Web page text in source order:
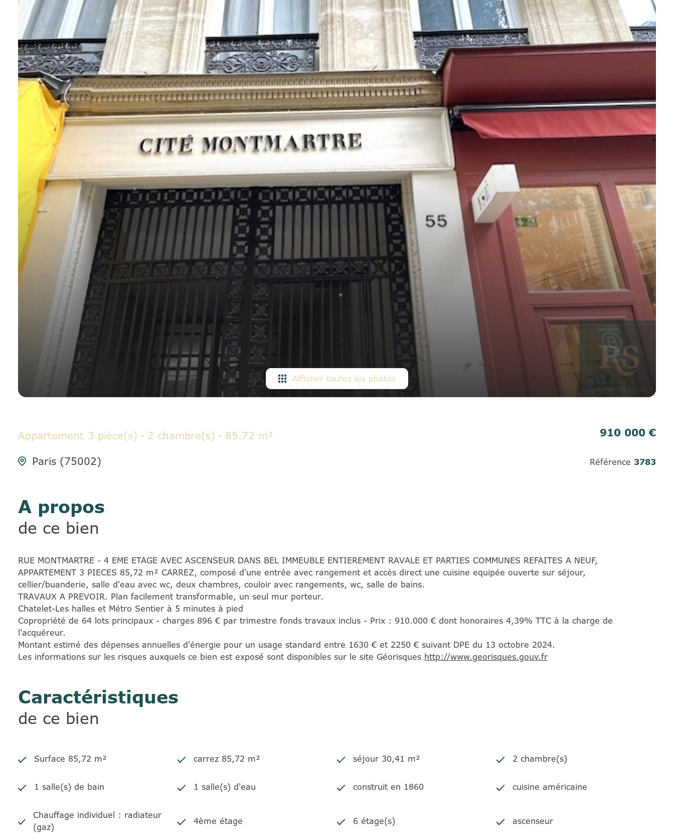
E-MAIL
CONTACT
Afficher toutes les photos
Appartement 3 pièce(s) 2 chambre(s)
85.72 m²
Paris (75002)
910 000 €
Référence 3783
A propos
de ce bien
RUE MONTMARTRE - 4 EME ETAGE AVEC ASCENSEUR DANS BEL IMMEUBLE ENTIEREMENT RAVALE ET PARTIES COMMUNES REFAITES A NEUF,
APPARTEMENT 3 PIECES 85,72 m² CARREZ, composé d'une entrée avec rangement et accès direct une cuisine equipée ouverte sur séjour,
cellier/buanderie, salle d'eau avec wc, deux chambres, couloir avec rangements, wc, salle de bains.
TRAVAUX A PREVOIR. Plan facilement transformable, un seul mur porteur.
Chatelet-Les halles et Métro Sentier à 5 minutes à pied
Copropriété de 64 lots principaux - charges 896 € par trimestre fonds travaux inclus - Prix : 910.000 € dont honoraires 4,39% TTC à la charge de
l'acquéreur.
Montant estimé des dépenses annuelles d'énergie pour un usage standard entre 1630 € et 2250 € suivant DPE du 13 octobre 2024.
Les informations sur les risques auxquels ce bien est exposé sont disponibles sur le site Géorisques http://www.georisques.gouv.fr
Caractéristiques
de ce bien
Surface 85,72 m² carrez 85,72 m² séjour 30,41 m² 2 chambre(s)
1 salle(s) de bain 1 salle(s) d'eau construit en 1860 cuisine américaine
Chauffage individuel : radiateur
(gaz)
4ème étage 6 étage(s) ascenseur